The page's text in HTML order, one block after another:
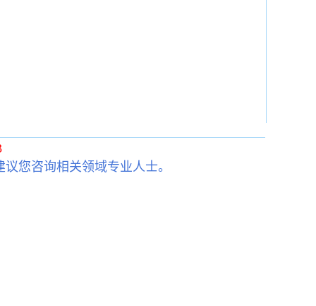
您咨询相关领域专业人士。